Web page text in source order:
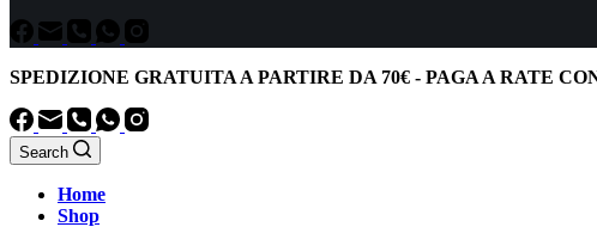
SPEDIZIONE GRATUITA A PARTIRE DA 70€ - PAGA A RATE
Search
Home
Shop